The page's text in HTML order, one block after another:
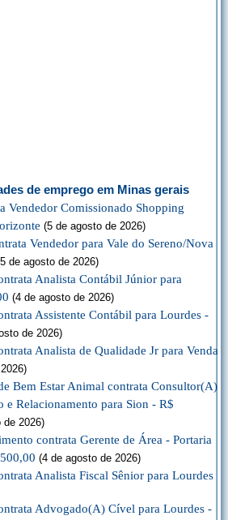
de emprego em Minas gerais
Vendedor Comissionado Shopping
(5 de agosto de 2026)
Vendedor para Vale do Sereno/Nova
de agosto de 2026)
Analista Contábil Júnior para
(4 de agosto de 2026)
Assistente Contábil para Lourdes -
de 2026)
Analista de Qualidade Jr para Venda
Bem Estar Animal contrata Consultor(A)
e Relacionamento para Sion - R$
de 2026)
contrata Gerente de Área - Portaria
(4 de agosto de 2026)
Analista Fiscal Sênior para Lourdes
Advogado(A) Cível para Lourdes -